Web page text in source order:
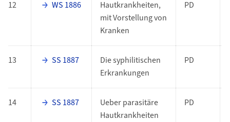
12 WS 1886
Hautkrankheiten,
mit Vorstellung von
Kranken
PD
13 SS 1887
Die syphilitischen
Erkrankungen
PD
14 SS 1887
Ueber parasitäre
Hautkrankheiten
PD